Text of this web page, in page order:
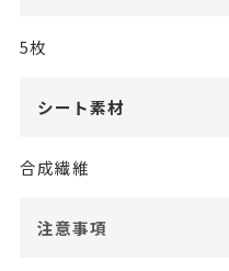
5枚
シート素材
合成繊維
注意事項